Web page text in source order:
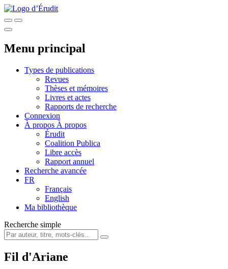
Menu principal
Types de publications
Revues
Thèses et mémoires
Livres et actes
Rapports de recherche
Connexion
À propos À propos
Érudit
Coalition Publica
Libre accès
Rapport annuel
Recherche avancée
FR
Français
English
Ma bibliothèque
Recherche simple
Fil d'Ariane